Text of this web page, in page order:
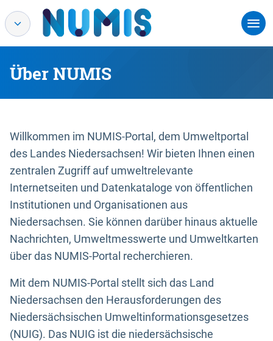
Über NUMIS
Willkommen im NUMIS-Portal, dem Umweltportal
des Landes Niedersachsen! Wir bieten Ihnen einen
zentralen Zugriff auf umweltrelevante
Internetseiten und Datenkataloge von öffentlichen
Institutionen und Organisationen aus
Niedersachsen. Sie können darüber hinaus aktuelle
Nachrichten, Umweltmesswerte und Umweltkarten
über das NUMIS-Portal recherchieren.
Mit dem NUMIS-Portal stellt sich das Land
Niedersachsen den Herausforderungen des
Niedersächsischen Umweltinformationsgesetzes
(NUIG). Das NUIG ist die niedersächsische